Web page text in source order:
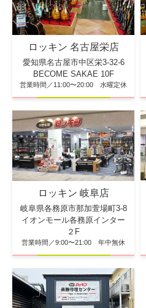
ロッキン 名古屋栄店
愛知県名古屋市中区栄3-32-6
BECOME SAKAE 10F
営業時間／11:00〜20:00 水曜定休
ロッキン 岐阜店
岐阜県各務原市那加萱場町3-8
イオンモール各務原インター
２F
営業時間／9:00〜21:00 年中無休